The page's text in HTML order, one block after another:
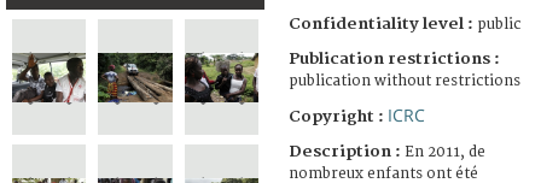
Confidentiality level : public
Publication restrictions :
publication without restrictions
Copyright : ICRC
Description : En 2011, de
nombreux enfants ont été